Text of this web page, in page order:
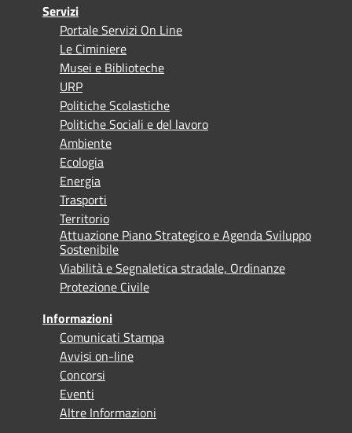
Servizi
Portale Servizi On Line
Le Ciminiere
Musei e Biblioteche
URP
Politiche Scolastiche
Politiche Sociali e del lavoro
Ambiente
Ecologia
Energia
Trasporti
Territorio
Attuazione Piano Strategico e Agenda Sviluppo
Sostenibile
Viabilità e Segnaletica stradale, Ordinanze
Protezione Civile
Informazioni
Comunicati Stampa
Avvisi on-line
Concorsi
Eventi
Altre Informazioni